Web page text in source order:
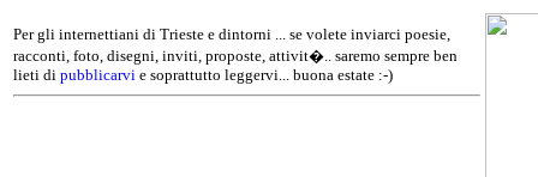
Per gli internettiani di Trieste e dintorni ... se volete inviarci poesie,
racconti, foto, disegni, inviti, proposte, attivit�.. saremo sempre ben
lieti di pubblicarvi e soprattutto leggervi... buona estate :-)